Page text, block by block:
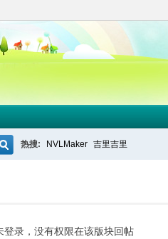
热搜: NVLMaker 吉里吉里
登录，没有权限在该版块回帖